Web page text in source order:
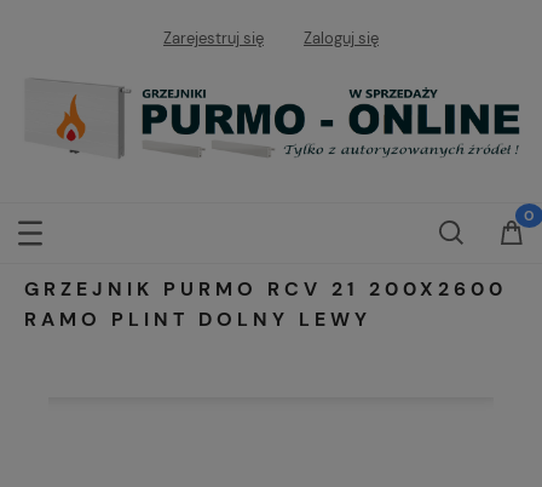
Zarejestruj się Zaloguj się
GRZEJNIK PURMO RCV 21 200X2600
RAMO PLINT DOLNY LEWY